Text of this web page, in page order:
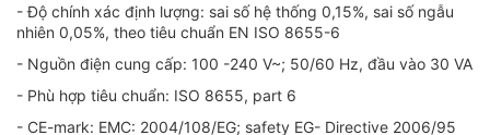
- Độ chính xác định lượng: sai số hệ thống 0,15%, sai số ngẫu
nhiên 0,05%, theo tiêu chuẩn EN ISO 8655-6
- Nguồn điện cung cấp: 100 -240 V~; 50/60 Hz, đầu vào 30 VA
- Phù hợp tiêu chuẩn: ISO 8655, part 6
- CE-mark: EMC: 2004/108/EG; safety EG- Directive 2006/95